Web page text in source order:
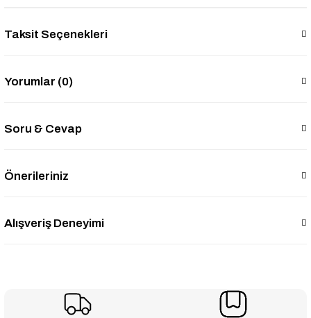
Taksit Seçenekleri
Yorumlar (0)
Soru & Cevap
Önerileriniz
Alışveriş Deneyimi